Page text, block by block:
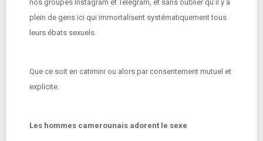
nos groupes Instagram et Telegram, et sans oublier qu’il y a
plein de gens ici qui immortalisent systématiquement tous
leurs ébats sexuels.
Que ce soit en catimini ou alors par consentement mutuel et
explicite.
Les hommes camerounais adorent le sexe